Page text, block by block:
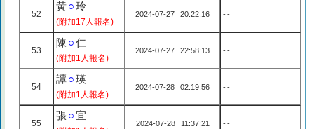
52
黃○玲
(附加17人報名)
2024-07-27 20:22:16 --
53
陳 ○仁
(附加1人報名)
2024-07-27 22:58:13 --
54
譚○瑛
(附加1人報名)
2024-07-28 02:19:56 --
55
張○宜
2024-07-28 11:37:21 --